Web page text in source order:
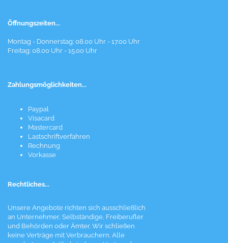
Öffnungszeiten...
Montag - Donnerstag: 08.00 Uhr - 17.00 Uhr
Freitag: 08.00 Uhr - 15.00 Uhr
Zahlungsmöglichkeiten...
Paypal
Visacard
Mastercard
Lastschriftverfahren
Rechnung
Vorkasse
Rechtliches...
Unsere Angebote richten sich ausschließlich
an Unternehmer, Selbständige, Freiberufler
und Behörden oder Ämter. Wir schließen
keine Verträge mit Verbrauchern. Alle